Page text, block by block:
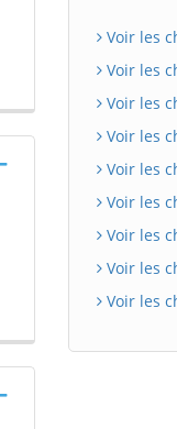
Voir les
Voir les
Voir les
Voir les
Voir les
Voir les
Voir les
Voir les
Voir les